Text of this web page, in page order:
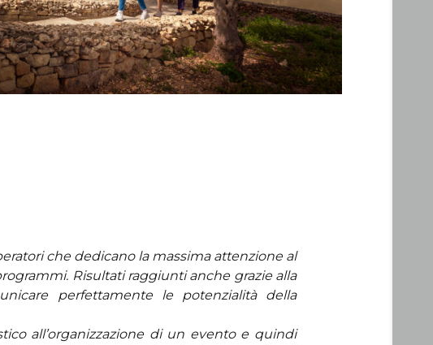
che dedicano la massima attenzione al
Risultati raggiunti anche grazie alla
perfettamente le potenzialità della
all’organizzazione di un evento e quindi